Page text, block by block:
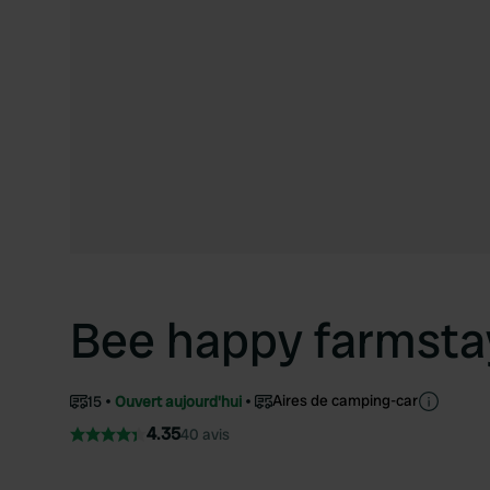
Bee happy
15 Ouvert aujourd'hui Aires de camping-car
4.3540 avis